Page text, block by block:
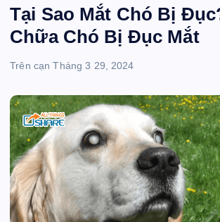
Tại Sao Mắt Chó Bị
Chữa Chó Bị Đục Mắt
Trên cạn Tháng 3 29, 2024